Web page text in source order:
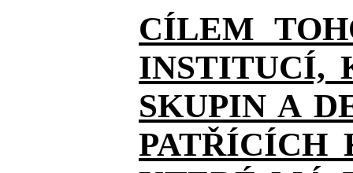
CÍLEM
INSTITUCÍ,
SKUPIN A
PATŘÍCÍCH